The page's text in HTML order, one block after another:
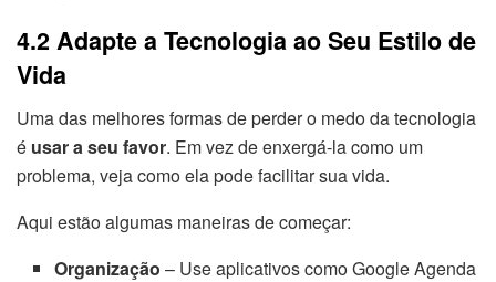
4.2 Adapte a Tecnologia ao Seu Estilo de
Vida
Uma das melhores formas de perder o medo da tecnologia
é usar a seu favor. Em vez de enxergá-la como um
problema, veja como ela pode facilitar sua vida.
Aqui estão algumas maneiras de começar:
Organização – Use aplicativos como Google Agenda